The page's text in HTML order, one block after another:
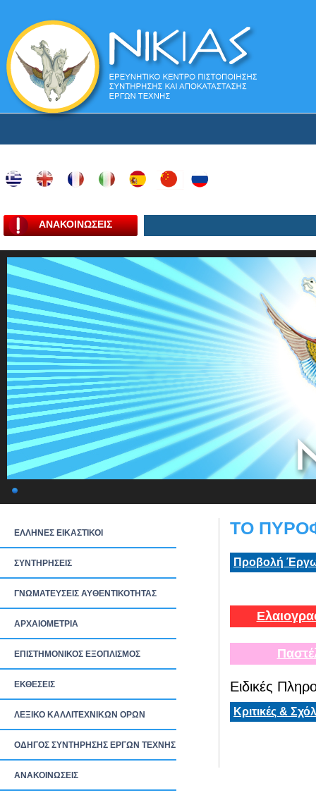
ΑΝΑΚΟΙΝΩΣΕΙΣ
ΕΛΛΗΝΕΣ ΕΙΚΑΣΤΙΚΟΙ
ΣΥΝΤΗΡΗΣΕΙΣ
ΓΝΩΜΑΤΕΥΣΕΙΣ ΑΥΘΕΝΤΙΚΟΤΗΤΑΣ
ΑΡΧΑΙΟΜΕΤΡΙΑ
ΕΠΙΣΤΗΜΟΝΙΚΟΣ ΕΞΟΠΛΙΣΜΟΣ
ΕΚΘΕΣΕΙΣ
ΛΕΞΙΚΟ ΚΑΛΛΙΤΕΧΝΙΚΩΝ ΟΡΩΝ
ΟΔΗΓΟΣ ΣΥΝΤΗΡΗΣΗΣ ΕΡΓΩΝ ΤΕΧΝΗΣ
ΑΝΑΚΟΙΝΩΣΕΙΣ
ΤΟ
Προβολή
Ειδικές
Κριτικές &